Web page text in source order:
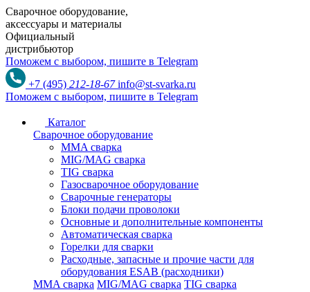
Сварочное оборудование,
аксессуары и материалы
Официальный
дистрибьютор
Поможем с выбором, пишите в Telegram
+7 (495) 212-18-67 info@st-svarka.ru
Поможем с выбором, пишите в Telegram
Каталог
Сварочное оборудование
MMA сварка
MIG/MAG сварка
TIG сварка
Газосварочное оборудование
Сварочные генераторы
Блоки подачи проволоки
Основные и дополнительные компоненты
Автоматическая сварка
Горелки для сварки
Расходные, запасные и прочие части для
оборудования ESAB (расходники)
MMA сварка MIG/MAG сварка TIG сварка